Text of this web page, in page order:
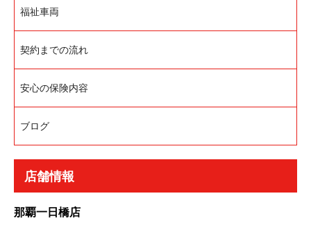
福祉車両
契約までの流れ
安心の保険内容
ブログ
店舗情報
那覇一日橋店